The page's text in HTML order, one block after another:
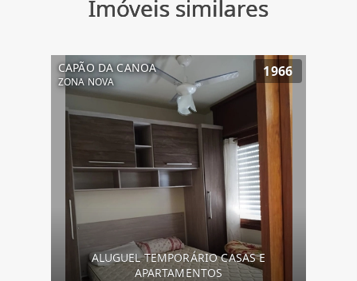
Imóveis similares
CAPÃO DA CANOA
ZONA NOVA
1966
ALUGUEL TEMPORÁRIO CASAS E
APARTAMENTOS